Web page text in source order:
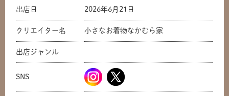
出店日 2026年6月21日
クリエイター名 小さなお着物なかむら家
出店ジャンル
SNS